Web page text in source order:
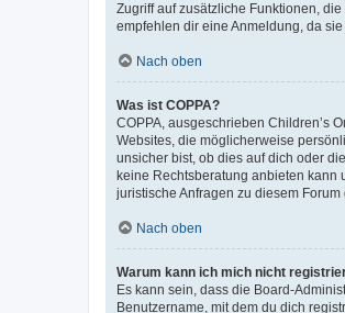
Zugriff auf zusätzliche Funktionen,
empfehlen dir eine Anmeldung, da
Nach oben
Was ist COPPA?
COPPA, ausgeschrieben Children’s
Websites, die möglicherweise
unsicher bist, ob dies auf dich oder
keine Rechtsberatung anbieten kann
juristische Anfragen zu diesem
Nach oben
Warum kann ich mich nicht
Es kann sein, dass die Board-
Benutzername, mit dem du dich